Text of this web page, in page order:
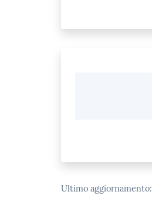
Ultimo aggiornamento: